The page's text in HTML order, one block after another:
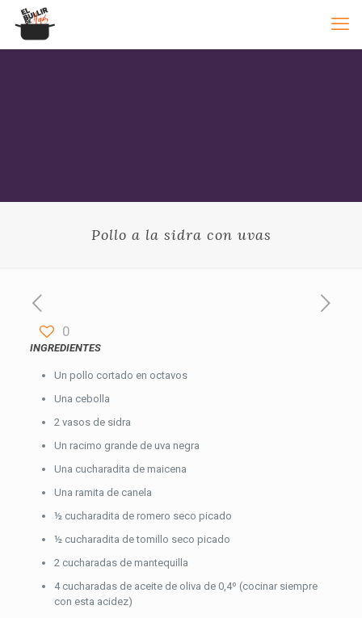
Pollo a la sidra con uvas
0
INGREDIENTES
Un pollo cortado en octavos
Una cebolla
2 vasos de sidra
Un racimo grande de uva negra
Una cucharadita de maicena
Una ramita de canela
½ cucharadita de romero seco picado
½ cucharadita de tomillo seco picado
2 cucharadas de mantequilla
4 cucharadas de aceite de oliva de 0,4º (cocinar siempre
con esta acidez)